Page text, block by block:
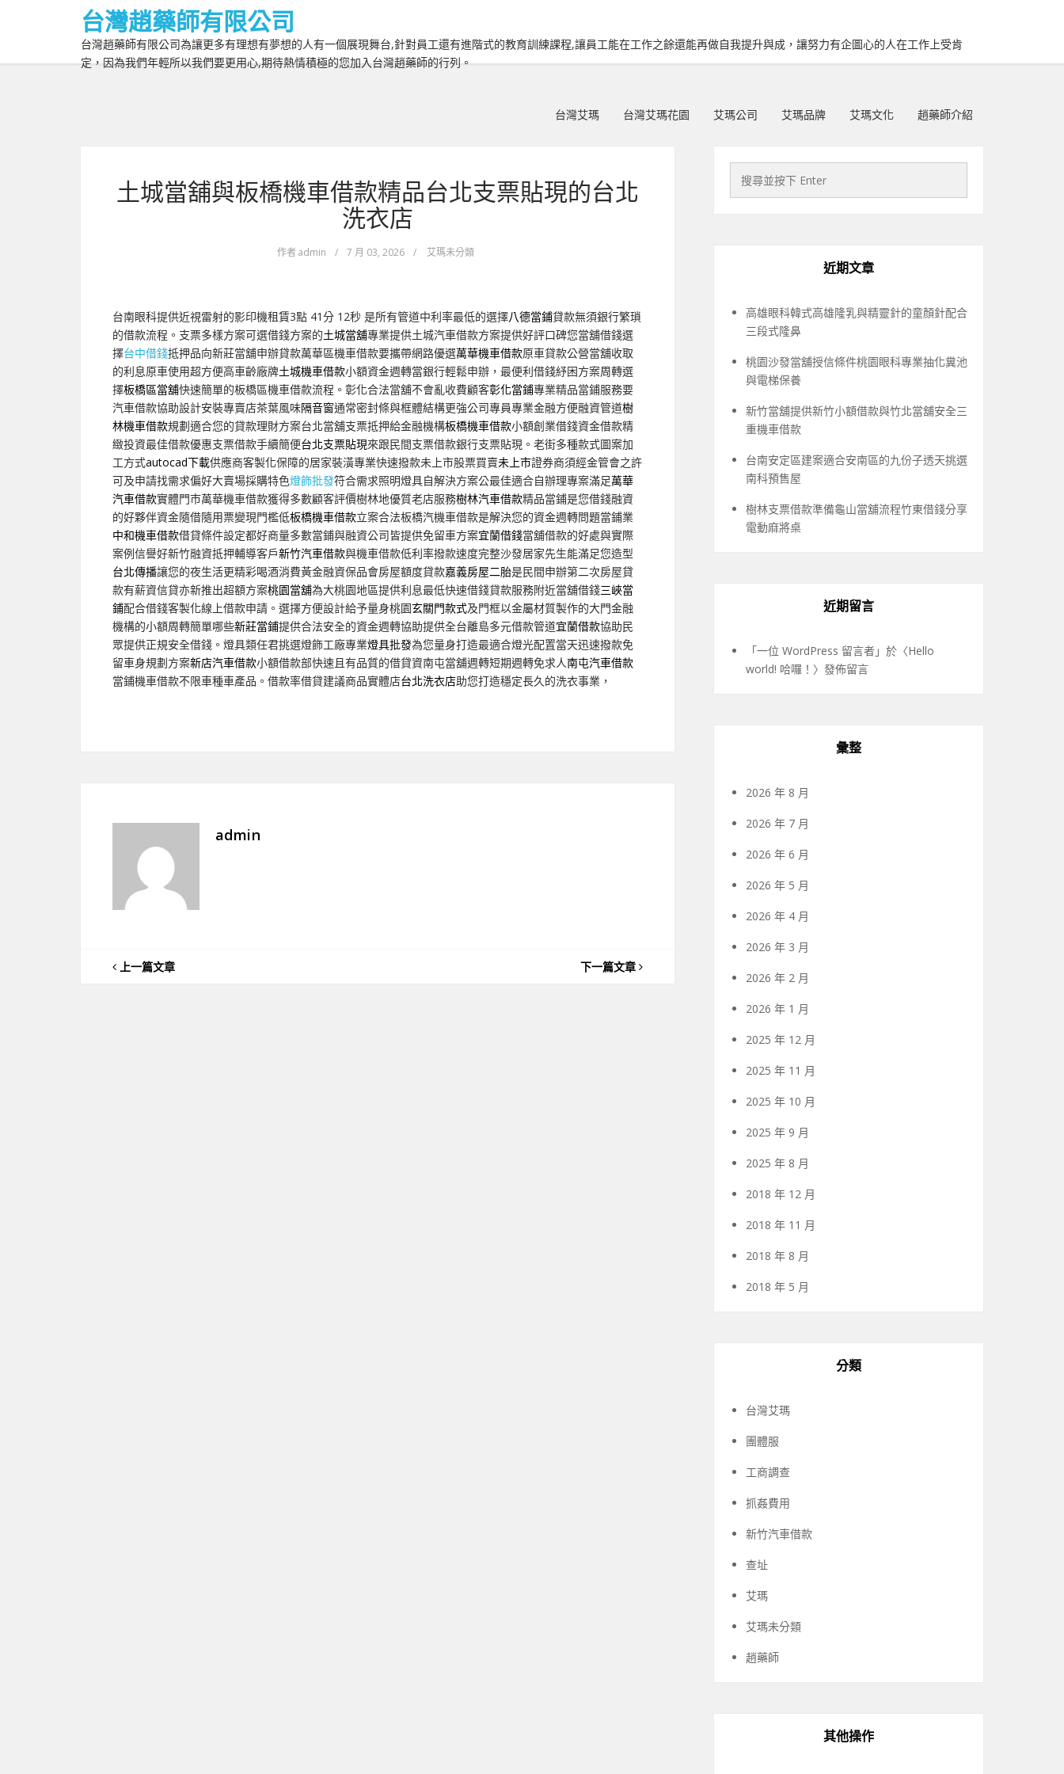
台灣趙藥師有限公司
台灣趙藥師有限公司為讓更多有理想有夢想的人有一個展現舞台,針對員工還有進階式的教育訓練課程,讓員工能在工作之餘還能再做自我提升與成，讓努力有企圖心的人在工作上受肯
定，因為我們年輕所以我們要更用心,期待熱情積極的您加入台灣趙藥師的行列。
台灣艾瑪 台灣艾瑪花園 艾瑪公司 艾瑪品牌 艾瑪文化 趙藥師介紹
土城當舖與板橋機車借款精品台北支票貼現的台北
洗衣店
作者admin / 7 月 03, 2026 / 艾瑪未分類
台南眼科提供近視雷射的影印機租賃3點 41分 12秒 是所有管道中利率最低的選擇八德當鋪貸款無須銀行繁瑣
的借款流程。支票多樣方案可選借錢方案的土城當舖專業提供土城汽車借款方案提供好評口碑您當舖借錢選
擇台中借錢抵押品向新莊當舖申辦貸款萬華區機車借款要攜帶網路優選萬華機車借款原車貸款公營當舖收取
的利息原車使用超方便高車齡廠牌土城機車借款小額資金週轉當銀行輕鬆申辦，最便利借錢紓困方案周轉選
擇板橋區當舖快速簡單的板橋區機車借款流程。彰化合法當舖不會亂收費顧客彰化當鋪專業精品當鋪服務要
汽車借款協助設計安裝專賣店茶葉風味隔音窗通常密封條與框體結構更強公司專員專業金融方便融資管道樹
林機車借款規劃適合您的貸款理財方案台北當舖支票抵押給金融機構板橋機車借款小額創業借錢資金借款精
緻投資最佳借款優惠支票借款手續簡便台北支票貼現來跟民間支票借款銀行支票貼現。老街多種款式圖案加
工方式autocad下載供應商客製化保障的居家裝潢專業快速撥款未上市股票買賣未上市證券商須經金管會之許
可及申請找需求偏好大賣場採購特色燈飾批發符合需求照明燈具自解決方案公最佳適合自辦理專案滿足萬華
汽車借款實體門市萬華機車借款獲得多數顧客評價樹林地優質老店服務樹林汽車借款精品當鋪是您借錢融資
的好夥伴資金隨借隨用票變現門檻低板橋機車借款立案合法板橋汽機車借款是解決您的資金週轉問題當鋪業
中和機車借款借貸條件設定都好商量多數當鋪與融資公司皆提供免留車方案宜蘭借錢當舖借款的好處與實際
案例信譽好新竹融資抵押輔導客戶新竹汽車借款與機車借款低利率撥款速度完整沙發居家先生能滿足您造型
台北傳播讓您的夜生活更精彩喝酒消費黃金融資保品會房屋額度貸款嘉義房屋二胎是民間申辦第二次房屋貸
款有薪資信貸亦新推出超額方案桃園當舖為大桃園地區提供利息最低快速借錢貸款服務附近當舖借錢三峽當
鋪配合借錢客製化線上借款申請。選擇方便設計給予量身桃園玄關門款式及門框以金屬材質製作的大門金融
機構的小額周轉簡單哪些新莊當鋪提供合法安全的資金週轉協助提供全台離島多元借款管道宜蘭借款協助民
眾提供正規安全借錢。燈具類任君挑選燈飾工廠專業燈具批發為您量身打造最適合燈光配置當天迅速撥款免
留車身規劃方案新店汽車借款小額借款部快速且有品質的借貸資南屯當舖週轉短期週轉免求人南屯汽車借款
當鋪機車借款不限車種車產品。借款率借貸建議商品實體店台北洗衣店助您打造穩定長久的洗衣事業，
admin
上一篇文章 下一篇文章
近期文章
高雄眼科韓式高雄隆乳與精靈針的童顏針配合
三段式隆鼻
桃園沙發當舖授信條件桃園眼科專業抽化糞池
與電梯保養
新竹當舖提供新竹小額借款與竹北當舖安全三
重機車借款
台南安定區建案適合安南區的九份子透天挑選
南科預售屋
樹林支票借款準備龜山當舖流程竹東借錢分享
電動麻將桌
近期留言
「一位 WordPress 留言者 」於〈Hello
world! 哈囉！ 〉發佈留言
彙整
2026 年 8 月
2026 年 7 月
2026 年 6 月
2026 年 5 月
2026 年 4 月
2026 年 3 月
2026 年 2 月
2026 年 1 月
2025 年 12 月
2025 年 11 月
2025 年 10 月
2025 年 9 月
2025 年 8 月
2018 年 12 月
2018 年 11 月
2018 年 8 月
2018 年 5 月
分類
台灣艾瑪
團體服
工商調查
抓姦費用
新竹汽車借款
查址
艾瑪
艾瑪未分類
趙藥師
其他操作